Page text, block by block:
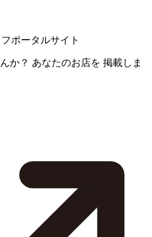
ポータルサイト
か？ あなたのお店を 掲載しま